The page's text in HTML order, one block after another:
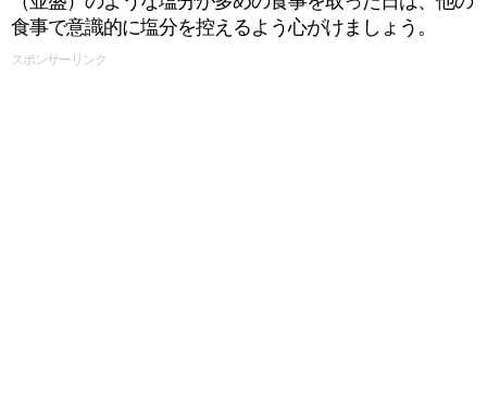
食事で意識的に塩分を控えるよう心がけましょう。
スポンサーリンク